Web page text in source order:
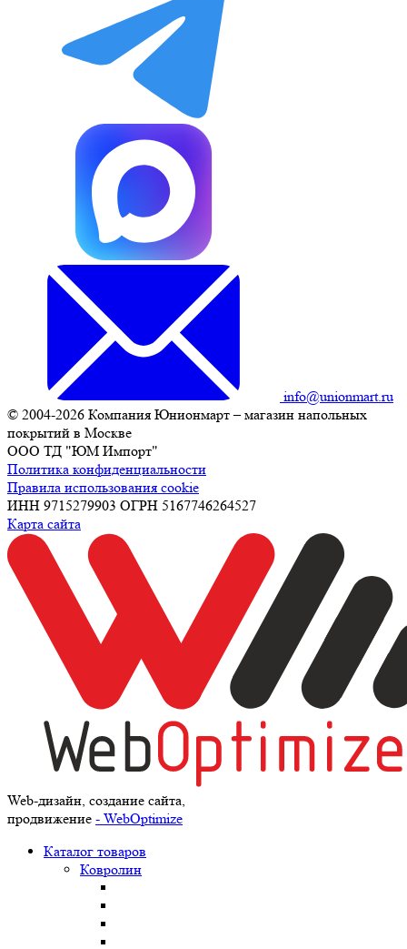
info@unionmart.ru
© 2004-2026 Компания Юнионмарт – магазин напольных
покрытий в Москве
ООО ТД "ЮМ Импорт"
Политика конфиденциальности
Правила использования cookie
ИНН 9715279903 ОГРН 5167746264527
Карта сайта
Web-дизайн, создание сайта,
продвижение - WebOptimize
Каталог товаров
Ковролин